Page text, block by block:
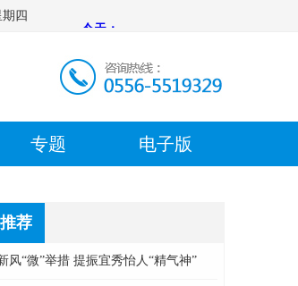
四
专题 电子版
荐
风“微”举措 提振宜秀怡人“精气神”